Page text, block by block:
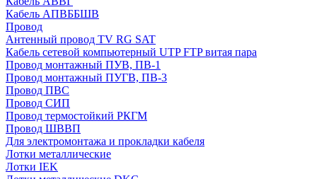
Кабель АПВББШВ
Провод
Антенный провод TV RG SAT
Кабель сетевой компьютерный UTP FTP витая пара
Провод монтажный ПУВ, ПВ-1
Провод монтажный ПУГВ, ПВ-3
Провод ПВС
Провод СИП
Провод термостойкий РКГМ
Провод ШВВП
Для электромонтажа и прокладки кабеля
Лотки металлические
Лотки IEK